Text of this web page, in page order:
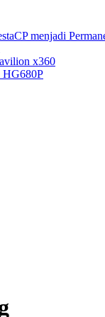
menjadi
x360
HG680P